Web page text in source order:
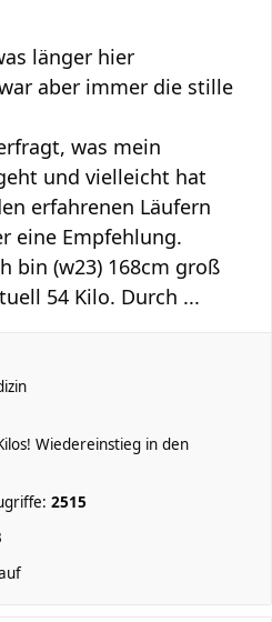
länger hier
aber immer die stille
was mein
und vielleicht hat
erfahrenen Läufern
eine Empfehlung.
bin (w23) 168cm groß
54 Kilo. Durch ...
Wiedereinstieg in den
2515